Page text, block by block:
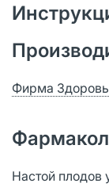
Фирма
Настой плодов